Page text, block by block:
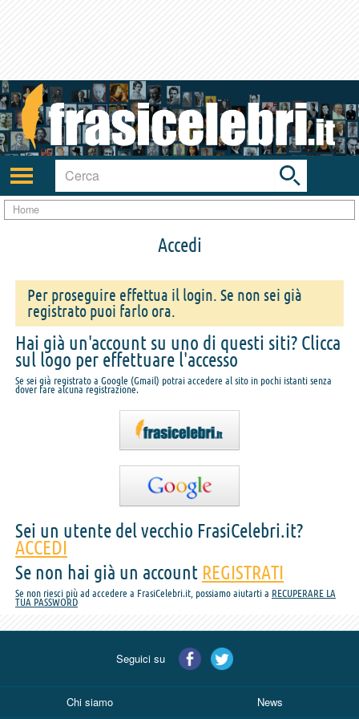
Attiva/disattiva
navigazione
Toggle
search
bar
Home
Accedi
Per proseguire effettua il login. Se non sei già
registrato puoi farlo ora.
Hai già un'account su uno di questi siti? Clicca
sul logo per effettuare l'accesso
Se sei già registrato a Google (Gmail) potrai accedere al sito in pochi istanti senza
dover fare alcuna registrazione.
Sei un utente del vecchio FrasiCelebri.it?
ACCEDI
Se non hai già un account REGISTRATI
Se non riesci più ad accedere a FrasiCelebri.it, possiamo aiutarti a RECUPERARE LA
TUA PASSWORD
Seguici su
Chi siamo News